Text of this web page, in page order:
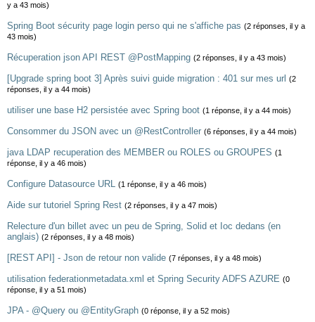
y a 43 mois)
Spring Boot sécurity page login perso qui ne s'affiche pas (2 réponses, il y a
43 mois)
Récuperation json API REST @PostMapping (2 réponses, il y a 43 mois)
[Upgrade spring boot 3] Après suivi guide migration : 401 sur mes url (2
réponses, il y a 44 mois)
utiliser une base H2 persistée avec Spring boot (1 réponse, il y a 44 mois)
Consommer du JSON avec un @RestController (6 réponses, il y a 44 mois)
java LDAP recuperation des MEMBER ou ROLES ou GROUPES (1
réponse, il y a 46 mois)
Configure Datasource URL (1 réponse, il y a 46 mois)
Aide sur tutoriel Spring Rest (2 réponses, il y a 47 mois)
Relecture d'un billet avec un peu de Spring, Solid et Ioc dedans (en
anglais) (2 réponses, il y a 48 mois)
[REST API] - Json de retour non valide (7 réponses, il y a 48 mois)
utilisation federationmetadata.xml et Spring Security ADFS AZURE (0
réponse, il y a 51 mois)
JPA - @Query ou @EntityGraph (0 réponse, il y a 52 mois)